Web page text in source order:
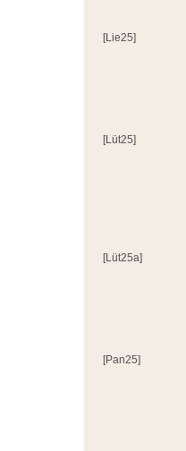
[Lie25]
[Lüt25]
[Lüt25a]
[Pan25]